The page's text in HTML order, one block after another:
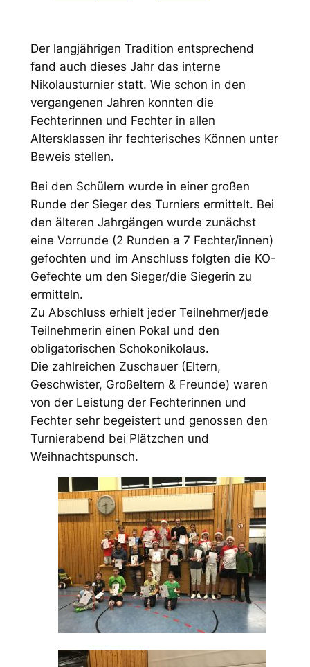
Der langjährigen Tradition entsprechend
fand auch dieses Jahr das interne
Nikolausturnier statt. Wie schon in den
vergangenen Jahren konnten die
Fechterinnen und Fechter in allen
Altersklassen ihr fechterisches Können unter
Beweis stellen.
Bei den Schülern wurde in einer großen
Runde der Sieger des Turniers ermittelt. Bei
den älteren Jahrgängen wurde zunächst
eine Vorrunde (2 Runden a 7 Fechter/innen)
gefochten und im Anschluss folgten die KO-
Gefechte um den Sieger/die Siegerin zu
ermitteln.
Zu Abschluss erhielt jeder Teilnehmer/jede
Teilnehmerin einen Pokal und den
obligatorischen Schokonikolaus.
Die zahlreichen Zuschauer (Eltern,
Geschwister, Großeltern & Freunde) waren
von der Leistung der Fechterinnen und
Fechter sehr begeistert und genossen den
Turnierabend bei Plätzchen und
Weihnachtspunsch.